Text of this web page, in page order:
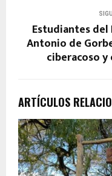
Estudiantes
Antonio de
ciberacoso
ARTÍCULOS